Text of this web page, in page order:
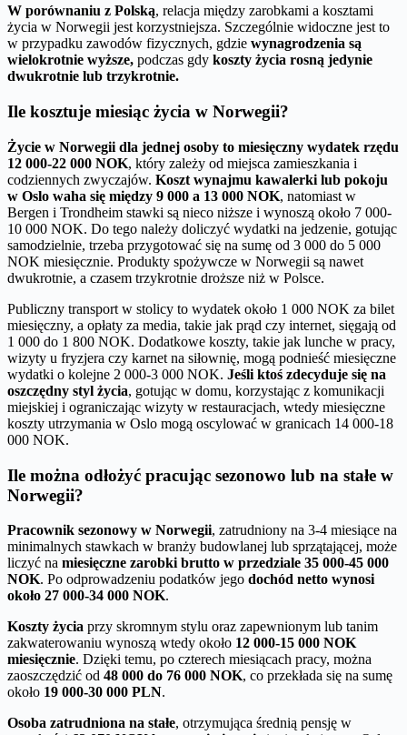
W porównaniu z Polską, relacja między zarobkami a kosztami
życia w Norwegii jest korzystniejsza. Szczególnie widoczne jest to
w przypadku zawodów fizycznych, gdzie wynagrodzenia są
wielokrotnie wyższe, podczas gdy koszty życia rosną jedynie
dwukrotnie lub trzykrotnie.
Ile kosztuje miesiąc życia w Norwegii?
Życie w Norwegii dla jednej osoby to miesięczny wydatek rzędu
12 000-22 000 NOK, który zależy od miejsca zamieszkania i
codziennych zwyczajów. Koszt wynajmu kawalerki lub pokoju
w Oslo waha się między 9 000 a 13 000 NOK, natomiast w
Bergen i Trondheim stawki są nieco niższe i wynoszą około 7 000-
10 000 NOK. Do tego należy doliczyć wydatki na jedzenie, gotując
samodzielnie, trzeba przygotować się na sumę od 3 000 do 5 000
NOK miesięcznie. Produkty spożywcze w Norwegii są nawet
dwukrotnie, a czasem trzykrotnie droższe niż w Polsce.
Publiczny transport w stolicy to wydatek około 1 000 NOK za bilet
miesięczny, a opłaty za media, takie jak prąd czy internet, sięgają od
1 000 do 1 800 NOK. Dodatkowe koszty, takie jak lunche w pracy,
wizyty u fryzjera czy karnet na siłownię, mogą podnieść miesięczne
wydatki o kolejne 2 000-3 000 NOK. Jeśli ktoś zdecyduje się na
oszczędny styl życia, gotując w domu, korzystając z komunikacji
miejskiej i ograniczając wizyty w restauracjach, wtedy miesięczne
koszty utrzymania w Oslo mogą oscylować w granicach 14 000-18
000 NOK.
Ile można odłożyć pracując sezonowo lub na stałe w
Norwegii?
Pracownik sezonowy w Norwegii, zatrudniony na 3-4 miesiące na
minimalnych stawkach w branży budowlanej lub sprzątającej, może
liczyć na miesięczne zarobki brutto w przedziale 35 000-45 000
NOK. Po odprowadzeniu podatków jego dochód netto wynosi
około 27 000-34 000 NOK.
Koszty życia przy skromnym stylu oraz zapewnionym lub tanim
zakwaterowaniu wynoszą wtedy około 12 000-15 000 NOK
miesięcznie. Dzięki temu, po czterech miesiącach pracy, można
zaoszczędzić od 48 000 do 76 000 NOK, co przekłada się na sumę
około 19 000-30 000 PLN.
Osoba zatrudniona na stałe, otrzymująca średnią pensję w